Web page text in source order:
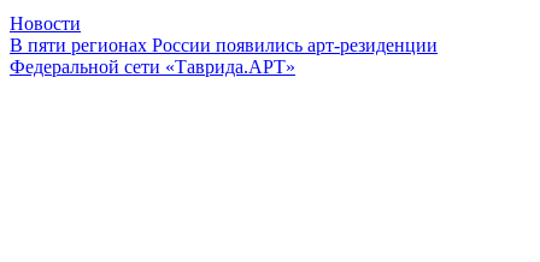
Новости
В пяти регионах России появились арт-резиденции
Федеральной сети «Таврида.АРТ»